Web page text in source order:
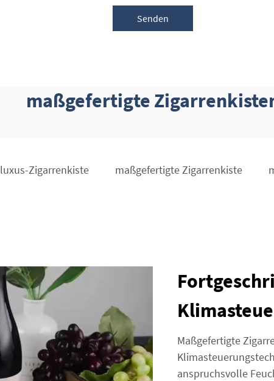
Senden
maßgefertigte
luxus-Zigarrenkiste maßgefertigte Zigarrenkiste
Maßgefertigte
anspruchsvolle